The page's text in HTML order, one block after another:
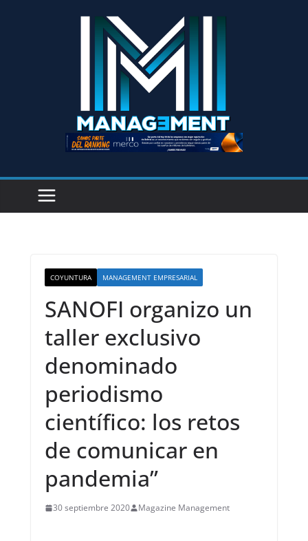
COYUNTURA MANAGEMENT EMPRESARIAL
SANOFI organizo un
taller exclusivo
denominado
periodismo
científico: los retos
de comunicar en
pandemia”
30 septiembre 2020 Magazine Management